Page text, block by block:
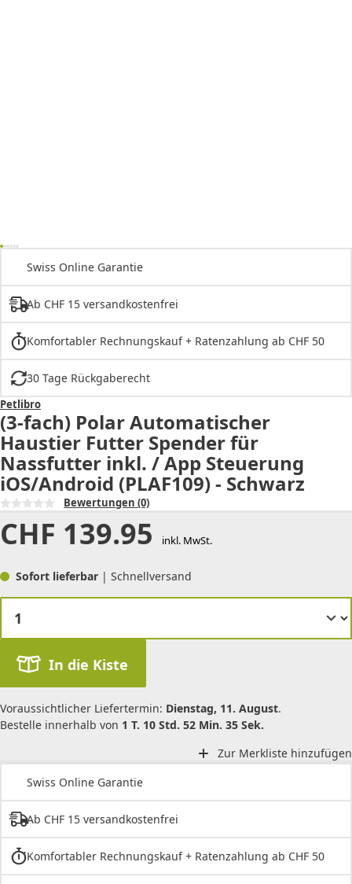
Swiss Online Garantie
Ab CHF 15 versandkostenfrei
Komfortabler Rechnungskauf + Ratenzahlung ab CHF 50
30 Tage Rückgaberecht
Petlibro
(3-fach) Polar Automatischer
Haustier Futter Spender für
Nassfutter inkl. / App Steuerung
iOS/Android (PLAF109) - Schwarz
Bewertungen (0)
CHF 139.95 inkl. MwSt.
Sofort lieferbar | Schnellversand
In die Kiste
Voraussichtlicher Liefertermin: Dienstag, 11. August.
Bestelle innerhalb von 1 T. 10 Std. 52 Min. 35 Sek.
Zur Merkliste hinzufügen
Swiss Online Garantie
Ab CHF 15 versandkostenfrei
Komfortabler Rechnungskauf + Ratenzahlung ab CHF 50